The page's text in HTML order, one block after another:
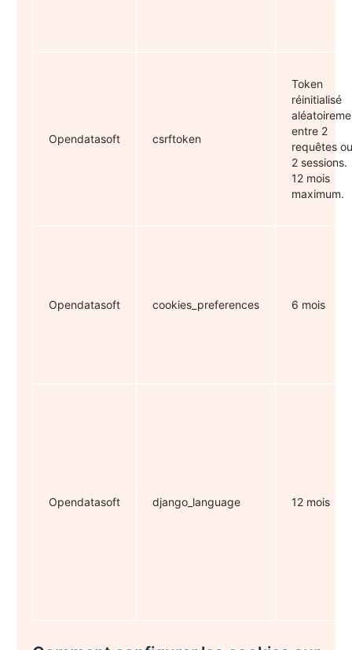
Opendatasoft csrftoken
Token
réinitialisé
entre 2
requêtes ou
2 sessions.
12 mois
maximum.
Opendatasoft cookies_preferences 6 mois
Opendatasoft django_language 12 mois